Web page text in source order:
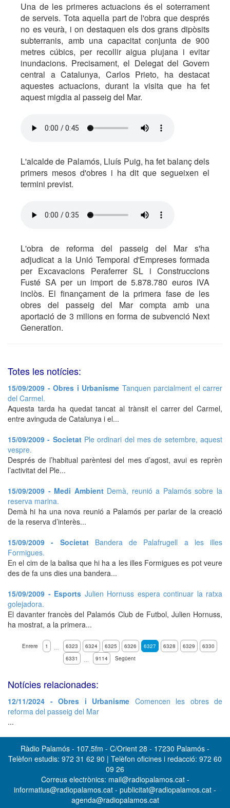
Una de les primeres actuacions és el soterrament
de serveis. Tota aquella part de l'obra que després
no es veurà, i on destaquen els dos grans dipòsits
subterranis, amb una capacitat conjunta de 900
metres cúbics, per recollir aigua plujana i evitar
inundacions. Precisament, el Delegat del Govern
central a Catalunya, Carlos Prieto, ha destacat
aquestes actuacions, durant la visita que ha fet
aquest migdia al passeig del Mar.
L'alcalde de Palamós, Lluís Puig, ha fet balanç dels
primers mesos d'obres i ha dit que segueixen el
termini previst.
L'obra de reforma del passeig del Mar s'ha
adjudicat a la Unió Temporal d'Empreses formada
per Excavacions Peraferrer SL i Construccions
Fusté SA per un import de 5.878.780 euros IVA
inclòs. El finançament de la primera fase de les
obres del passeig del Mar compta amb una
aportació de 3 milions en forma de subvenció Next
Generation.
Totes les notícies:
15/09/2009 - Obres i Urbanisme Tanquen parcialment el carrer
del Carmel.
Aquesta tarda ha quedat tancat al trànsit el carrer del Carmel,
entre avinguda de Catalunya i el...
15/09/2009 - Societat Ple ordinari del mes de setembre, aquest
vespre.
Després de l’habitual parèntesi del mes d’agost, avui es reprèn
l’activitat del Ple...
15/09/2009 - Medi Ambient Demà, reunió a Palamós sobre la
reserva marina.
Demà hi ha una nova reunió a Palamós per parlar de la creació
de la reserva d’interès...
15/09/2009 - Societat Bandera de Palafrugell a les illes
Formigues.
En el cim de la balisa que hi ha a les illes Formigues es pot veure
des de fa uns dies una bandera...
15/09/2009 - Esports Julien Hornuss espera continuar la ratxa
golejadora.
El davanter francès del Palamós Club de Futbol, Julien Hornuss,
ha mostrat, a la primera...
Enrere 1 … 6323 6324 6325 6326 6327 6328 6329
6330
6331
… 9114 Següent
Notícies relacionades:
12/11/2024 - Obres i Urbanisme Comencen les obres de
reforma del passeig del Mar
...
Ràdio Palamós - 107.5fm - C/Orient 28 - 17230 Palamós -
Telèfon estudis: 972 31 62 90 | Telèfon oficines i redacció: 972 60
09 26
Correus electrònics: mail@radiopalamos.cat -
informatius@radiopalamos.cat - publicitat@radiopalamos.cat -
agenda@radiopalamos.cat